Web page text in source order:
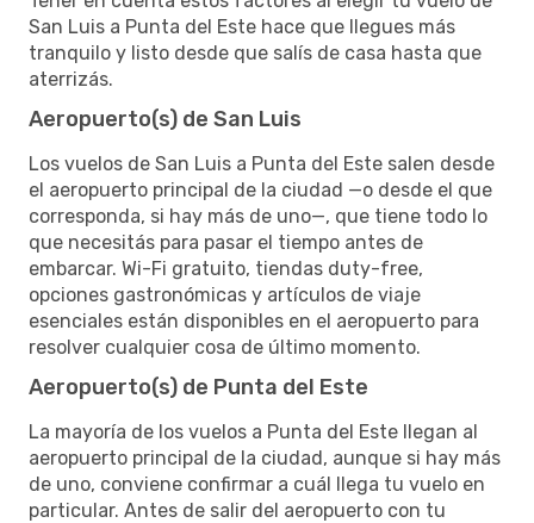
San Luis a Punta del Este hace que llegues más
tranquilo y listo desde que salís de casa hasta que
aterrizás.
Aeropuerto(s) de San Luis
Los vuelos de San Luis a Punta del Este salen desde
el aeropuerto principal de la ciudad —o desde el que
corresponda, si hay más de uno—, que tiene todo lo
que necesitás para pasar el tiempo antes de
embarcar. Wi-Fi gratuito, tiendas duty-free,
opciones gastronómicas y artículos de viaje
esenciales están disponibles en el aeropuerto para
resolver cualquier cosa de último momento.
Aeropuerto(s) de Punta del Este
La mayoría de los vuelos a Punta del Este llegan al
aeropuerto principal de la ciudad, aunque si hay más
de uno, conviene confirmar a cuál llega tu vuelo en
particular. Antes de salir del aeropuerto con tu